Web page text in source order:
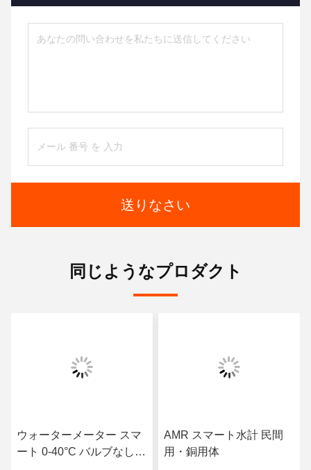
送りなさい
同じようなプロダクト
ウォーターメーター スマ
ート 0-40°C バルブなしで
AMR スマート水計 民間
用・銅用体